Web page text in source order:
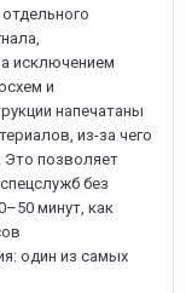
исключением
и
напечатаны
из-за чего
Это позволяет
без
минут, как
один из самых